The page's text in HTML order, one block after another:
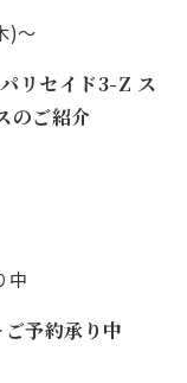
)～
リセイド3-Z ス
のご紹介
中
ご予約承り中